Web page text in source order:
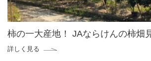
柿の一大産地！ JAならけんの柿畑
詳しく見る